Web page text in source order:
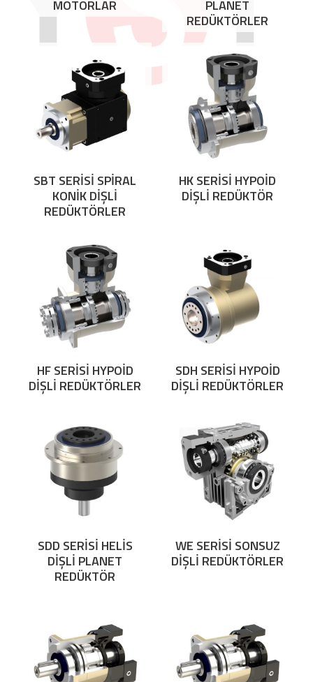
MOTORLAR
PLANET
REDÜKTÖRLER
SBT SERİSİ SPİRAL
KONİK DİŞLİ
REDÜKTÖRLER
HK SERİSİ HYPOİD
DİŞLİ REDÜKTÖR
HF SERİSİ HYPOİD
DİŞLİ REDÜKTÖRLER
SDH SERİSİ HYPOİD
DİŞLİ REDÜKTÖRLER
SDD SERİSİ HELİS
DİŞLİ PLANET
REDÜKTÖR
WE SERİSİ SONSUZ
DİŞLİ REDÜKTÖRLER